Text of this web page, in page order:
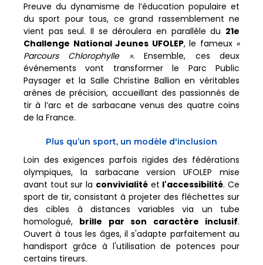
​Preuve du dynamisme de l’éducation populaire et
du sport pour tous, ce grand rassemblement ne
vient pas seul. Il se déroulera en parallèle du 21e
Challenge National Jeunes UFOLEP, le fameux «
Parcours Chlorophylle ».Ensemble, ces deux
événements vont transformer le Parc Public
Paysager et la Salle Christine Ballion en véritables
arènes de précision, accueillant des passionnés de
tir à l’arc et de sarbacane venus des quatre coins
de la France.
​Plus qu’un sport, un modèle d'inclusion
​Loin des exigences parfois rigides des fédérations
olympiques, la sarbacane version UFOLEP mise
avant tout sur la convivialitéet l'accessibilité. Ce
sport de tir, consistant à projeter des fléchettes sur
des cibles à distances variables via un tube
homologué, brille par son caractère inclusif.
Ouvert à tous les âges, il s'adapte parfaitement au
handisport grâce à l'utilisation de potences pour
certains tireurs.